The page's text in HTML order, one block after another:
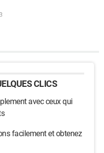
CLICS
avec ceux qui
facilement et obtenez